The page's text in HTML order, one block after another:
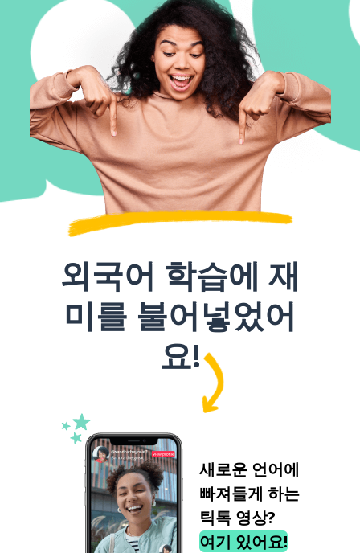
외국어 학습에 재
미를 불어넣었어
요!
새로운 언어에
빠져들게 하는
틱톡 영상?
여기 있어요!